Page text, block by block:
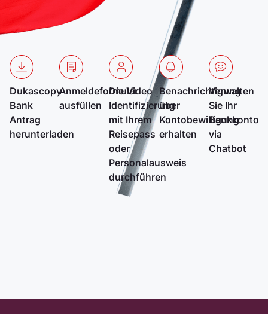
Dukascopy
Bank
Antrag
herunterladen
Anmeldeformular
ausfüllen
Die Video
Identifizierung
mit Ihrem
Reisepass
oder
Personalausweis
durchführen
Benachrichtigung
über
Kontobewilligung
erhalten
Verwalten
Sie Ihr
Bankkonto
via
Chatbot